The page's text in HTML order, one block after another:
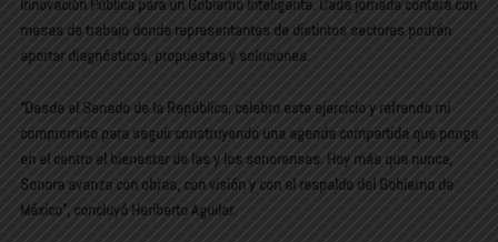
Innovación Pública para un Gobierno Inteligente. Cada jornada contará con
mesas de trabajo donde representantes de distintos sectores podrán
aportar diagnósticos, propuestas y soluciones.
“Desde el Senado de la República, celebro este ejercicio y refrendo mi
compromiso para seguir construyendo una agenda compartida que ponga
en el centro el bienestar de las y los sonorenses. Hoy más que nunca,
Sonora avanza con obras, con visión y con el respaldo del Gobierno de
México”, concluyó Heriberto Aguilar.